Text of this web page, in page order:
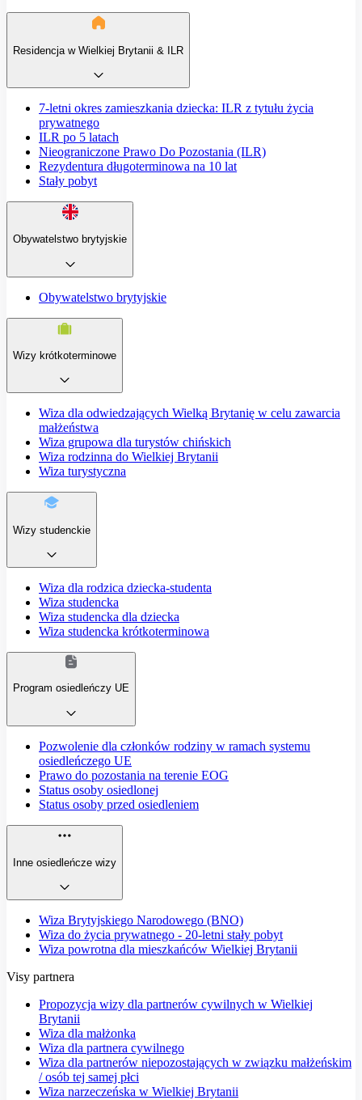
Residencja w Wielkiej Brytanii & ILR
7-letni okres zamieszkania dziecka: ILR z tytułu życia
prywatnego
ILR po 5 latach
Nieograniczone Prawo Do Pozostania (ILR)
Rezydentura długoterminowa na 10 lat
Stały pobyt
Obywatelstwo brytyjskie
Obywatelstwo brytyjskie
Wizy krótkoterminowe
Wiza dla odwiedzających Wielką Brytanię w celu zawarcia
małżeństwa
Wiza grupowa dla turystów chińskich
Wiza rodzinna do Wielkiej Brytanii
Wiza turystyczna
Wizy studenckie
Wiza dla rodzica dziecka-studenta
Wiza studencka
Wiza studencka dla dziecka
Wiza studencka krótkoterminowa
Program osiedleńczy UE
Pozwolenie dla członków rodziny w ramach systemu
osiedleńczego UE
Prawo do pozostania na terenie EOG
Status osoby osiedlonej
Status osoby przed osiedleniem
Inne osiedleńcze wizy
Wiza Brytyjskiego Narodowego (BNO)
Wiza do życia prywatnego - 20-letni stały pobyt
Wiza powrotna dla mieszkańców Wielkiej Brytanii
Visy partnera
Propozycja wizy dla partnerów cywilnych w Wielkiej
Brytanii
Wiza dla małżonka
Wiza dla partnera cywilnego
Wiza dla partnerów niepozostających w związku małżeńskim
/ osób tej samej płci
Wiza narzeczeńska w Wielkiej Brytanii